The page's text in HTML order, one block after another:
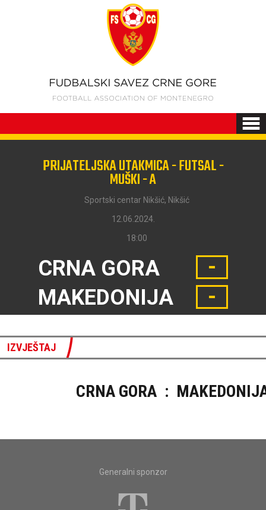
PRIJATELJSKA UTAKMICA - FUTSAL -
MUŠKI - A
Sportski centar Nikšić, Nikšić
12.06.2024.
18:00
CRNA GORA
MAKEDONIJA
-
-
IZVJEŠTAJ
CRNA GORA :
Generalni sponzor